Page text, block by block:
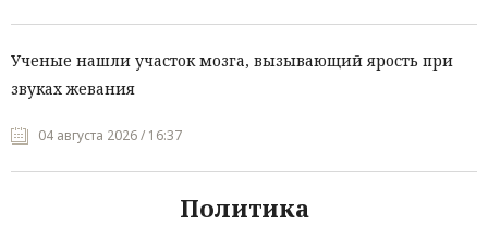
Ученые нашли участок мозга, вызывающий ярость при
звуках жевания
04 августа 2026 / 16:37
Политика